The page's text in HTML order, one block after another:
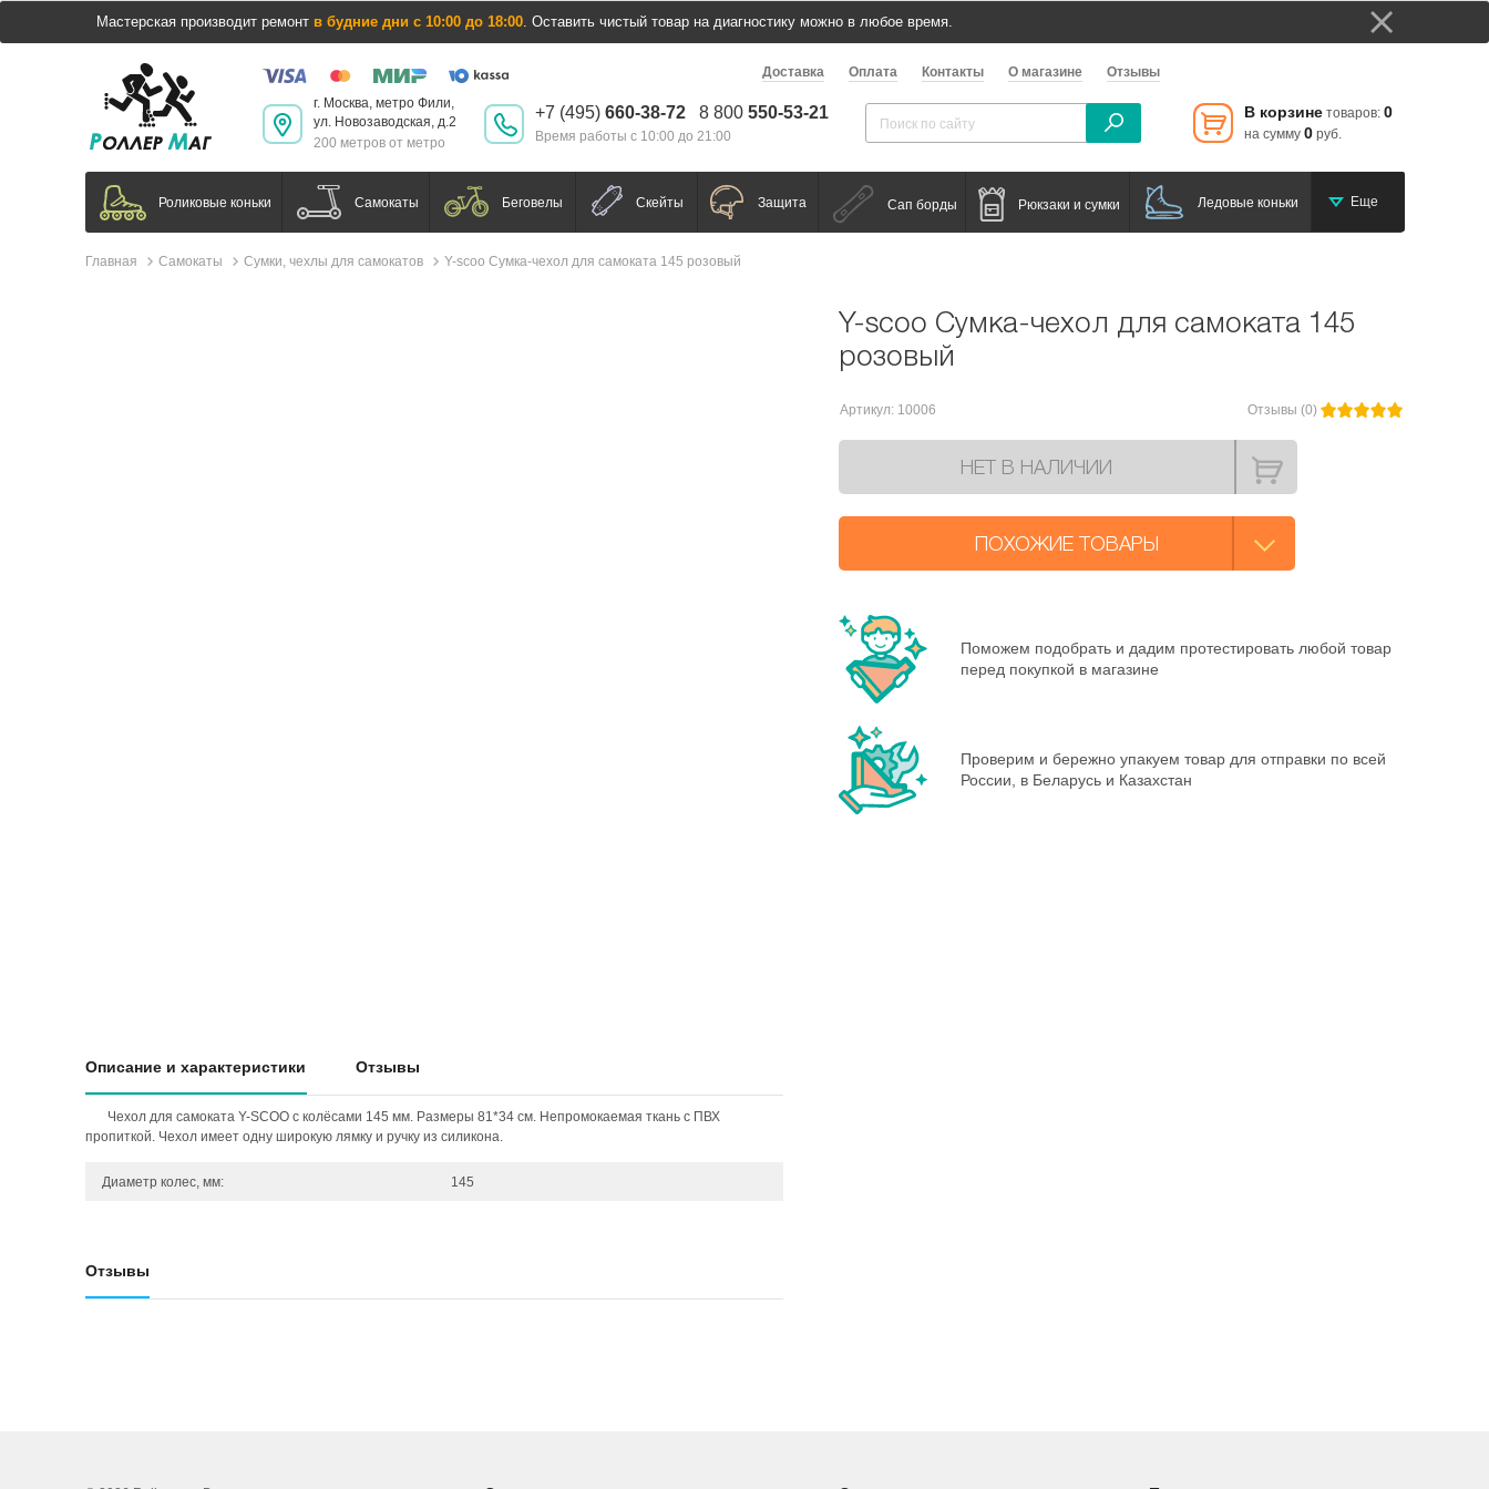
Мастерская производит ремонт в будние дни с 10:00 до 18:00. Оставить чистый товар на диагностику можно в любое время.
Доставка Оплата Контакты О магазине Отзывы
В корзине товаров: 0
на сумму 0 руб.
г. Москва, метро Фили,
ул. Новозаводская, д.2
200 метров от метро
+7 (495) 660-38-72 8 800 550-53-21
Время работы с 10:00 до 21:00
Роликовые коньки Самокаты Беговелы Скейты Защита Сап борды Рюкзаки и сумки Ледовые коньки Еще
Главная Самокаты Сумки, чехлы для самокатов Y-scoo Сумка-чехол для самоката 145 розовый
Описание и характеристики Отзывы
Чехол для самоката Y-SCOO с колёсами 145 мм. Размеры 81*34 см. Непромокаемая ткань с ПВХ
пропиткой. Чехол имеет одну широкую лямку и ручку из силикона.
Диаметр колес, мм: 145
Отзывы
Y-scoo Сумка-чехол для самоката 145
розовый
Артикул: 10006 Отзывы (0)
НЕТ В НАЛИЧИИ
ПОХОЖИЕ ТОВАРЫ
Поможем подобрать и дадим протестировать любой товар
перед покупкой в магазине
Проверим и бережно упакуем товар для отправки по всей
России, в Беларусь и Казахстан